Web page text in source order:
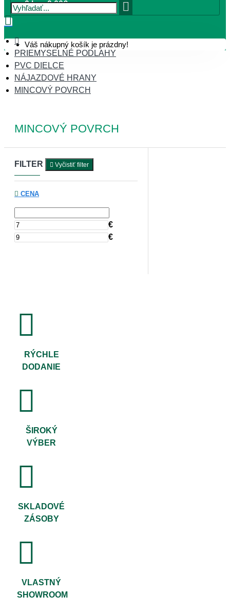
0 ks - 0,00€
Váš nákupný košík je prázdny!
PRIEMYSELNÉ PODLAHY
PVC DIELCE
NÁJAZDOVÉ HRANY
MINCOVÝ POVRCH
MINCOVÝ POVRCH
FILTER Vyčistiť filter
CENA
€
€
RÝCHLE
DODANIE
ŠIROKÝ
VÝBER
SKLADOVÉ
ZÁSOBY
VLASTNÝ
SHOWROOM